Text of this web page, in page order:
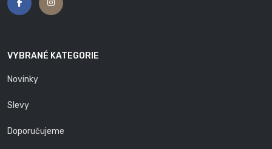
VYBRANÉ KATEGORIE
Novinky
Slevy
Doporučujeme